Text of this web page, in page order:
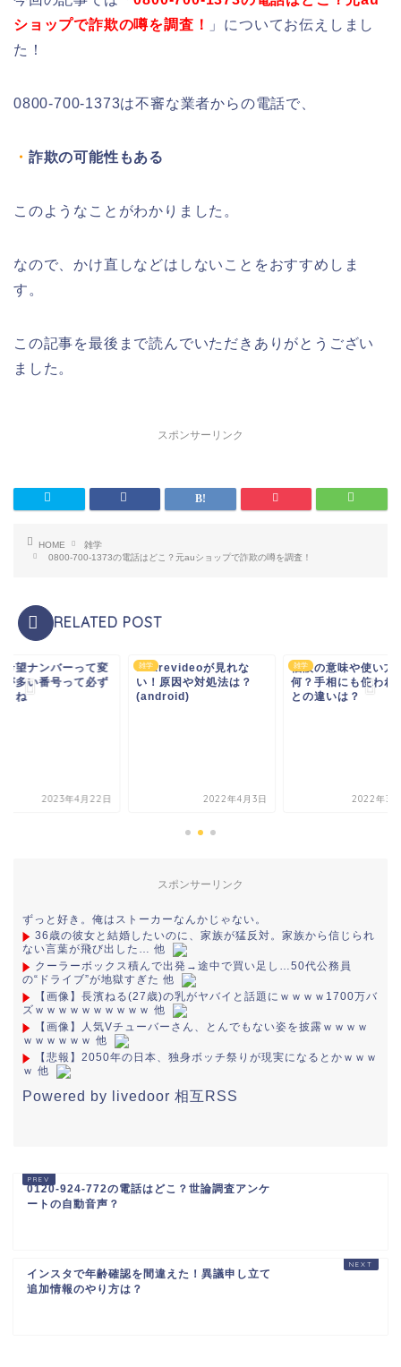
ショップで詐欺の噂を調査！
」についてお伝えしまし
た！
0800-700-1373は不審な業者からの電話で、
・ 詐欺の可能性もある
このようなことがわかりました。
なので、かけ直しなどはしないことをおすすめしま
す。
この記事を最後まで読んでいただきありがとうござい
ました。
スポンサーリンク
HOME
雑学
0800-700-1373の電話はどこ？元auショップで詐欺の噂を調査！
RELATED POST
が見れな
原因や対処法は？
2022年4月3日
雑学
福眼の意味や使い方とは
何？手相にも使われ眼福
との違いは？
2022年3月26日
雑学
車の希望ナンバーっ
な人が多い番号って
あるよね
2023年4
スポンサーリンク
ずっと好き。俺はストーカーなんかじゃない。
36歳の彼女と結婚したいのに、家族が猛反対。家族から信じられ
ない言葉が飛び出した… 他
クーラーボックス積んで出発→途中で買い足し…50代公務員
の“ドライブ”が地獄すぎた 他
【画像】長濱ねる(27歳)の乳がヤバイと話題にｗｗｗｗ1700万バ
ズｗｗｗｗｗｗｗｗｗｗ 他
【画像】人気Vチューバーさん、とんでもない姿を披露ｗｗｗｗ
ｗｗｗｗｗｗ 他
【悲報】2050年の日本、独身ボッチ祭りが現実になるとかｗｗｗ
ｗ 他
Powered by livedoor 相互RSS
0120-924-772の電話はどこ？世論調査アンケ
ートの自動音声？
インスタで年齢確認を間違えた！異議申し立て
追加情報のやり方は？